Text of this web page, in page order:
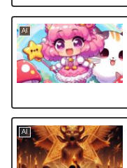
AI
AI